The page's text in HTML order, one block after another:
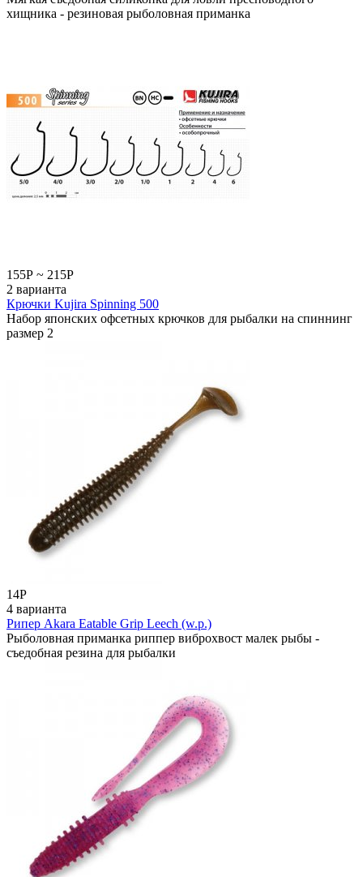
хищника - резиновая рыболовная приманка
155Р ~ 215Р
2 варианта
Крючки Kujira Spinning 500
Набор японских офсетных крючков для рыбалки на спиннинг
размер 2
14Р
4 варианта
Рипер Akara Eatable Grip Leech (w.p.)
Рыболовная приманка риппер виброхвост малек рыбы -
съедобная резина для рыбалки